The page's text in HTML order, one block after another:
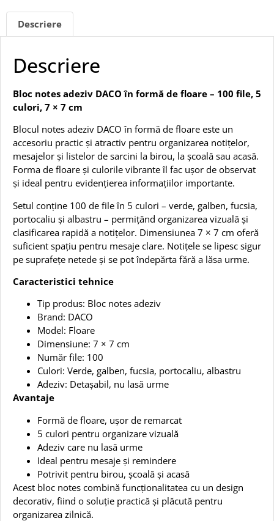
Descriere
Descriere
Bloc notes adeziv DACO în formă de floare – 100 file, 5
culori, 7 × 7 cm
Blocul notes adeziv DACO în formă de floare este un
accesoriu practic și atractiv pentru organizarea notițelor,
mesajelor și listelor de sarcini la birou, la școală sau acasă.
Forma de floare și culorile vibrante îl fac ușor de observat
și ideal pentru evidențierea informațiilor importante.
Setul conține 100 de file în 5 culori – verde, galben, fucsia,
portocaliu și albastru – permițând organizarea vizuală și
clasificarea rapidă a notițelor. Dimensiunea 7 × 7 cm oferă
suficient spațiu pentru mesaje clare. Notițele se lipesc sigur
pe suprafețe netede și se pot îndepărta fără a lăsa urme.
Caracteristici tehnice
Tip produs: Bloc notes adeziv
Brand: DACO
Model: Floare
Dimensiune: 7 × 7 cm
Număr file: 100
Culori: Verde, galben, fucsia, portocaliu, albastru
Adeziv: Detașabil, nu lasă urme
Avantaje
Formă de floare, ușor de remarcat
5 culori pentru organizare vizuală
Adeziv care nu lasă urme
Ideal pentru mesaje și remindere
Potrivit pentru birou, școală și acasă
Acest bloc notes combină funcționalitatea cu un design
decorativ, fiind o soluție practică și plăcută pentru
organizarea zilnică.